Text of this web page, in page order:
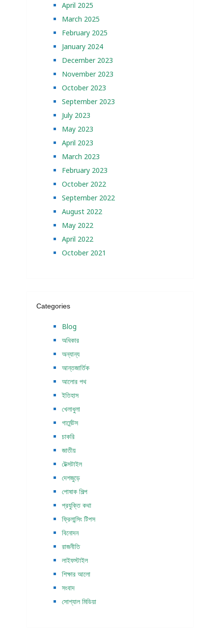
April 2025
March 2025
February 2025
January 2024
December 2023
November 2023
October 2023
September 2023
July 2023
May 2023
April 2023
March 2023
February 2023
October 2022
September 2022
August 2022
May 2022
April 2022
October 2021
Categories
Blog
অধিকার
অন্যান্য
আন্তজার্তিক
আলোর পথ
ইতিহাস
খেলাধুলা
গার্মেন্টস
চাকরি
জাতীয়
টেক্সটাইল
দেশজুড়ে
পোষাক শিল্প
প্রযুক্তি কথা
ফ্রিলান্সিং টিপস
বিনোদন
রাজনীতি
লাইফস্টাইল
শিক্ষার আলো
সংবাদ
সোশ্যাল মিডিয়া